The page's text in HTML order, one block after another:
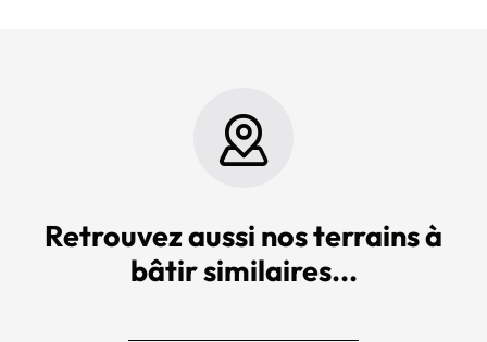
Retrouvez aussi nos terrains à
bâtir similaires...